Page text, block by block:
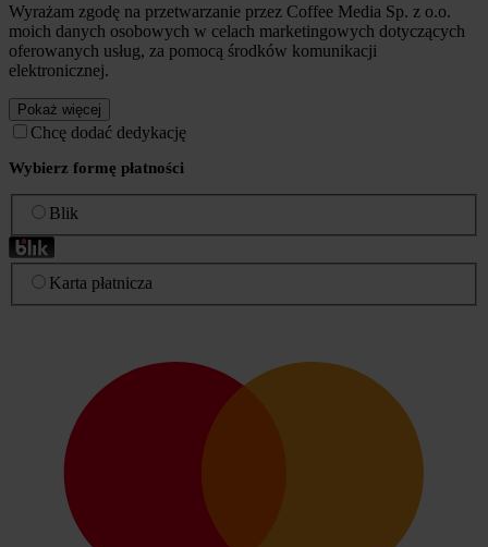
Wyrażam zgodę na przetwarzanie przez Coffee Media Sp. z o.o.
moich danych osobowych w celach marketingowych dotyczących
oferowanych usług, za pomocą środków komunikacji
elektronicznej.
Pokaż więcej
Chcę dodać dedykację
Wybierz formę płatności
Blik
Karta płatnicza